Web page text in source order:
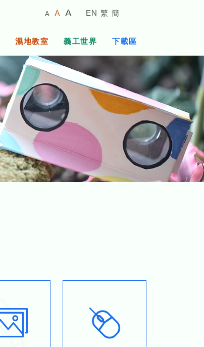
A
較
A
預
字
體
小
A
的
字
體
EN 繁 簡
濕地教室 義工世界 下載區